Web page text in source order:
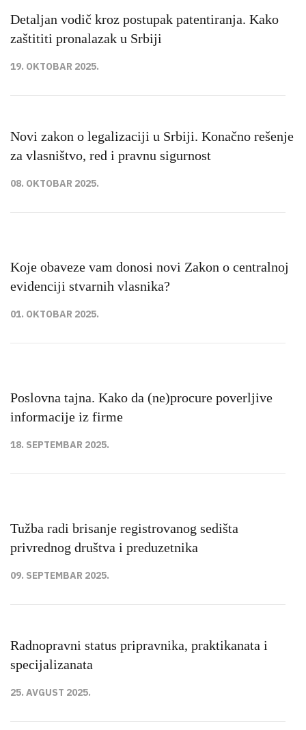
Detaljan vodič kroz postupak patentiranja. Kako
zaštititi pronalazak u Srbiji
19. OKTOBAR 2025.
Novi zakon o legalizaciji u Srbiji. Konačno rešenje
za vlasništvo, red i pravnu sigurnost
08. OKTOBAR 2025.
Koje obaveze vam donosi novi Zakon o centralnoj
evidenciji stvarnih vlasnika?
01. OKTOBAR 2025.
Poslovna tajna. Kako da (ne)procure poverljive
informacije iz firme
18. SEPTEMBAR 2025.
Tužba radi brisanje registrovanog sedišta
privrednog društva i preduzetnika
09. SEPTEMBAR 2025.
Radnopravni status pripravnika, praktikanata i
specijalizanata
25. AVGUST 2025.